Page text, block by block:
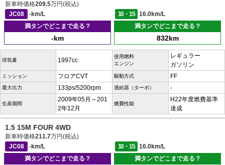
新車時価格209.5万円(税込)
JC08
-km/L 10・15
16.0km/L
満タンでどこまで走る？
-km
満タンでどこまで走る？
832km
排気量 1997cc
使用燃料
エンジン
レギュラー
ガソリン
ミッション フロアCVT 駆動方式 FF
最大出力 133ps/5200rpm 過給器（ターボ） -
生産期間
2009年05月～201
2年12月
燃費性能
H22年度燃費基準
達成
1.5 15M FOUR 4WD
新車時価格211.7万円(税込)
JC08
-km/L 10・15
16.0km/L
満タンでどこまで走る？
満タンでどこまで走る？